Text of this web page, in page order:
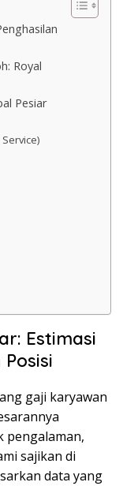
Royal
Pesiar
Estimasi
gaji karyawan
pengalaman,
sajikan di
data yang